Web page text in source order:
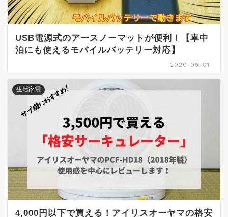
USB電源式のアースノーマットが便利！【車中
泊にも使えるモバイルバッテリー対応】
2020-09-01
生活家電
4,000円以下で買える！アイリスオーヤマの格安